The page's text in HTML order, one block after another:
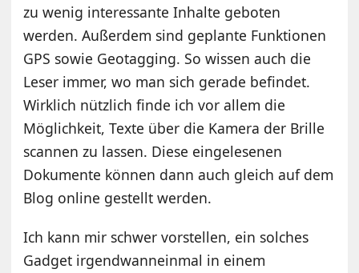
zu wenig interessante Inhalte geboten
werden. Außerdem sind geplante Funktionen
GPS sowie Geotagging. So wissen auch die
Leser immer, wo man sich gerade befindet.
Wirklich nützlich finde ich vor allem die
Möglichkeit, Texte über die Kamera der Brille
scannen zu lassen. Diese eingelesenen
Dokumente können dann auch gleich auf dem
Blog online gestellt werden.
Ich kann mir schwer vorstellen, ein solches
Gadget irgendwanneinmal in einem